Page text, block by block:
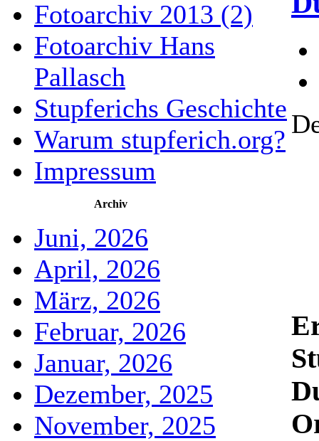
Fotoarchiv 2013 (2)
Fotoarchiv Hans
Pallasch
Stupferichs Geschichte
Warum stupferich.org?
Impressum
Archiv
Juni, 2026
April, 2026
März, 2026
Februar, 2026
Januar, 2026
Dezember, 2025
November, 2025